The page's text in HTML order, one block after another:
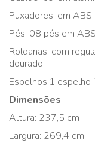
Puxadores: em
Pés: 08 pés em ABS
Roldanas: com
dourado
Espelhos:1 espelho
Dimensões
Altura: 237,5 cm
Largura: 269,4 cm